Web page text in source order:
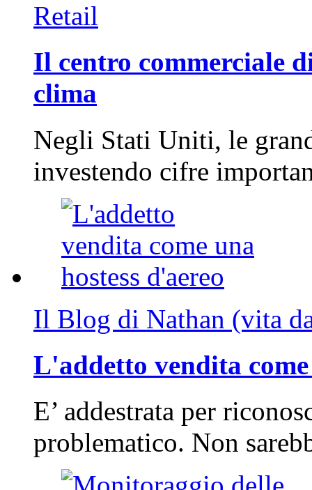
Retail
Il centro commerciale
clima
Negli Stati Uniti, le
investendo cifre
Il Blog di Nathan (vita
L'addetto vendita
E’ addestrata per
problematico. Non